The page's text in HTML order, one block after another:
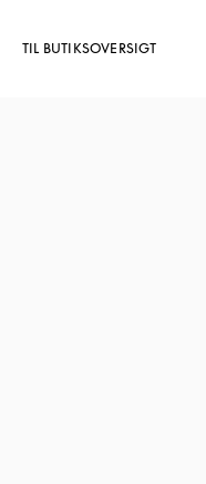
TIL BUTIKSOVERSIGT